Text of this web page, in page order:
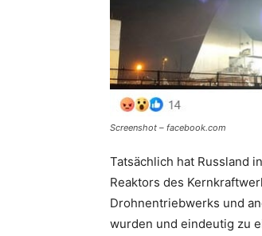
Screenshot – facebook.com
Tatsächlich hat Russland
Reaktors des
Drohnentriebwerks und
wurden und eindeutig zu